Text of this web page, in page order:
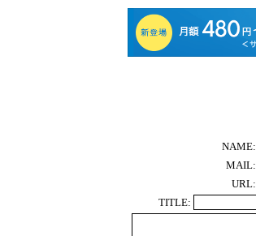
NAME:
MAIL:
URL:
TITLE: